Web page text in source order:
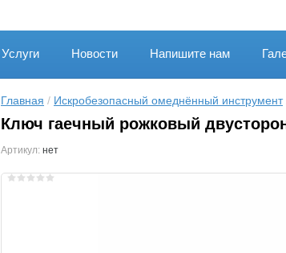
Услуги Новости Напишите нам
Главная / Искробезопасный омеднённый инструмент
Ключ гаечный рожковый
Артикул: нет